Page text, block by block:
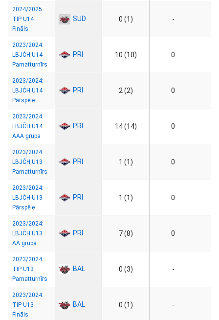
2024/2025:
TIP U14
Fināls
SUD 0 (1) -
2023/2024:
LBJČH U14
Pamatturnīrs
PRI 10 (10) 0
2023/2024:
LBJČH U14
Pārspēle
PRI 2 (2) 0
2023/2024:
LBJČH U14
AAA grupa
PRI 14 (14) 0
2023/2024:
LBJČH U13
Pamatturnīrs
PRI 1 (1) 0
2023/2024:
LBJČH U13
Pārspēle
PRI 1 (1) 0
2023/2024:
LBJČH U13
AA grupa
PRI 7 (8) 0
2023/2024:
TIP U13
Pamatturnīrs
BAL 0 (3) -
2023/2024:
TIP U13
Fināls
BAL 0 (1) -